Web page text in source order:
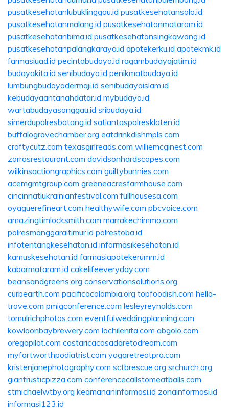
pusatkesehatanlubuklinggau.id pusatkesehatansolo.id
pusatkesehatanmalang.id pusatkesehatanmataram.id
pusatkesehatanbima.id pusatkesehatansingkawang.id
pusatkesehatanpalangkaraya.id apotekerku.id apotekmk.id
farmasiuad.id pecintabudaya.id ragambudayajatim.id
budayakita.id senibudaya.id penikmatbudaya.id
lumbungbudayadermaji.id senibudayaislam.id
kebudayaantanahdatar.id mybudaya.id
wartabudayasanggau.id sribudaya.id
simerdupolresbatang.id satlantaspolresklaten.id
buffalogrovechamber.org eatdrinkdishmpls.com
craftycutz.com texasgirlreads.com williemcginest.com
zorrosrestaurant.com davidsonhardscapes.com
wilkinsactiongraphics.com guiltybunnies.com
acemgmtgroup.com greeneacresfarmhouse.com
cincinnatiukrainianfestival.com fullhousesa.com
oyaguerefineart.com healthywife.com pbcvoice.com
amazingtimlocksmith.com marrakechimmo.com
polresmanggaraitimur.id polrestoba.id
infotentangkesehatan.id informasikesehatan.id
kamuskesehatan.id farmasiapotekerumm.id
kabarmataram.id cakelifeeveryday.com
beansandgreens.org conservationsolutions.org
curbearth.com pacificocolombia.org topfoodish.com hello-
trove.com pmigconference.com lesleyreynolds.com
tomulrichphotos.com eventfulweddingplanning.com
kowloonbaybrewery.com lachilenita.com abgolo.com
oregopilot.com costaricacasadaretodream.com
myfortworthpodiatrist.com yogaretreatpro.com
kristenjanephotography.com sctbrescue.org srchurch.org
giantrusticpizza.com conferencecallstomeatballs.com
stmichaelwtby.org keamananinformasi.id zonainformasi.id
informasi123.id